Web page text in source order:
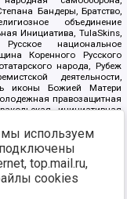
Бандеры, Братство,
объединение
Инициатива, TulaSkins,
национальное
Коренного Русского
народа, Рубеж
деятельности,
иконы Божией Матери
правозащитная
инициативная
республика Русь,
и свобода, W.H.С., Фалунь
клуб-Новокузнецк/РПК,
Фонд защиты прав
Прикубанского округа г.
используем
top.mail.ru,
cookies